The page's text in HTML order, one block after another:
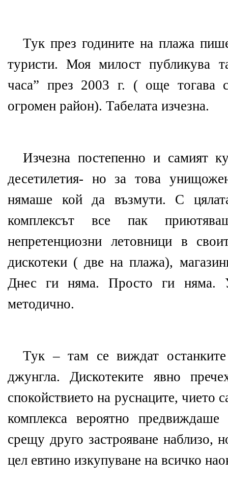
Тук през годините на плажа
туристи. Моя милост публикува
часа” през 2003 г. ( още тогава
огромен район). Табелата изчезна.
Изчезна постепенно и самият
десетилетия- но за това
нямаше кой да възмути. С
комплексът все пак
непретенциозни летовници в
дискотеки ( две на плажа),
Днес ги няма. Просто ги няма.
методично.
Тук – там се виждат
джунгла. Дискотеките явно
спокойствието на руснаците, чието
комплекса вероятно
срещу друго застрояване наблизо,
цел евтино изкупуване на всичко